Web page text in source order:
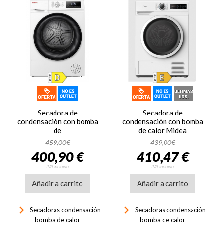
Secadora de
condensación con bomba
de
calor Corberó CSBCH930W,
9kg, clase D, 128
kWh/100 ciclos, 64dB, 15
programas, antiarrugas,
inicio diferido, display, luz
LED, blanco
459,00€
400,90 €
IVA incluido
Añadir a carrito
keyboard_arrow_right
Secadoras condensación
bomba de calor
Secadora de
condensación con bomba
de calor Midea
MD110H80WES, 8kg,
clase E, 142 kWh/100
ciclos, 66dB, 15
programas, Eco, display,
luz LED, bloqueo infantil,
blanco
439,00€
410,47 €
IVA incluido
Añadir a carrito
keyboard_arrow_right
Secadoras condensación
bomba de calor